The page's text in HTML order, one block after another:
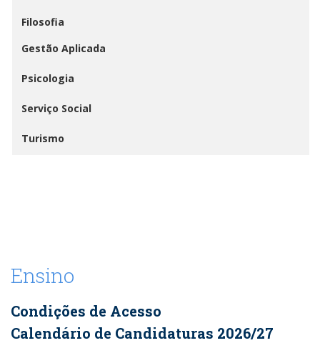
Filosofia
Gestão Aplicada
Psicologia
Serviço Social
Turismo
Ensino
Condições de Acesso
Calendário de Candidaturas 2026/27